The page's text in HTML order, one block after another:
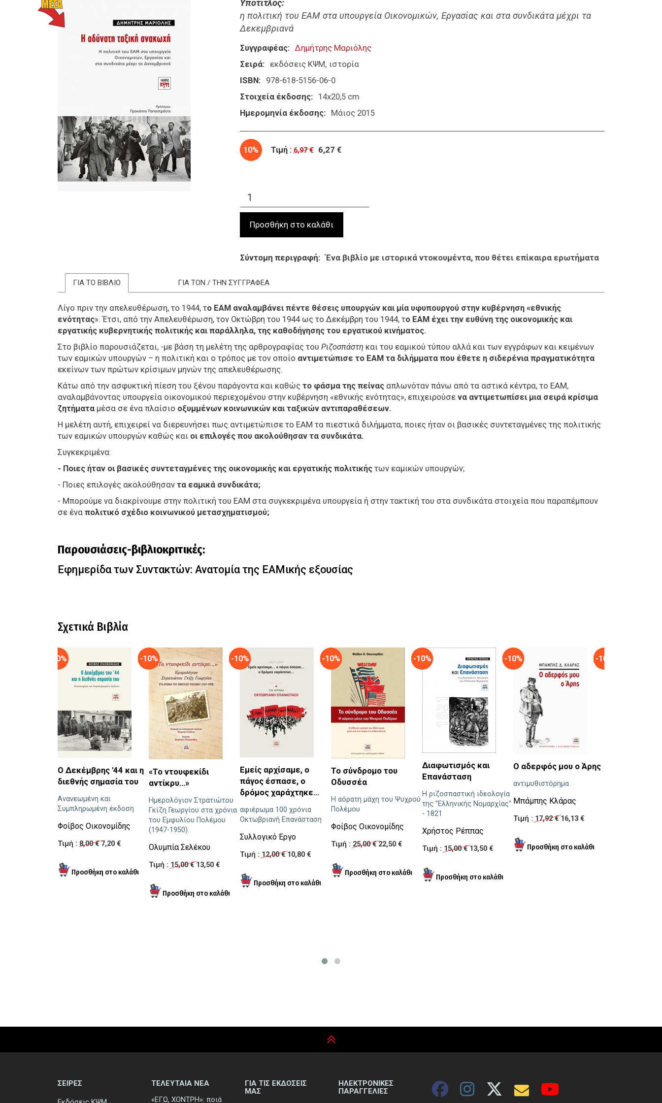
Υπότιτλος
η πολιτική του ΕΑΜ στα υπουργεία Οικονομικών, Εργασίας και στα συνδικάτα μέχρι τα
Δεκεμβριανά
Συγγραφέας
Δημήτρης Μαριόλης
Σειρά
εκδόσεις ΚΨΜ ιστορία
ISBN
978-618-5156-06-0
Στοιχεία έκδοσης
14x20,5 cm
Ημερομηνία έκδοσης
Μάιος 2015
10% Τιμή : 6,97 € 6,27 €
Σύντομη περιγραφή Ένα βιβλίο με ιστορικά ντοκουμέντα, που θέτει επίκαιρα ερωτήματα
ΓΙΑ ΤΟ ΒΙΒΛΙΟ ΓΙΑ ΤΟΝ / ΤΗΝ ΣΥΓΓΡΑΦΕΑ
Λίγο πριν την απελευθέρωση, το 1944, το ΕΑΜ αναλαμβάνει πέντε θέσεις υπουργών και μία υφυπουργού στην κυβέρνηση «εθνικής
ενότητας». Έτσι, από την Απελευθέρωση, τον Οκτώβρη του 1944 ως το Δεκέμβρη του 1944, το ΕΑΜ έχει την ευθύνη της οικονομικής και
εργατικής κυβερνητικής πολιτικής και παράλληλα, της καθοδήγησης του εργατικού κινήματος.
Στο βιβλίο παρουσιάζεται, -με βάση τη μελέτη της αρθρογραφίας του Ριζοσπάστη και του εαμικού τύπου αλλά και των εγγράφων και κειμένων
των εαμικών υπουργών – η πολιτική και ο τρόπος με τον οποίο αντιμετώπισε το ΕΑΜ τα διλήμματα που έθετε η σιδερένια πραγματικότητα
εκείνων των πρώτων κρίσιμων μηνών της απελευθέρωσης.
Κάτω από την ασφυκτική πίεση του ξένου παράγοντα και καθώς το φάσμα της πείνας απλωνόταν πάνω από τα αστικά κέντρα, το ΕΑΜ,
αναλαμβάνοντας υπουργεία οικονομικού περιεχομένου στην κυβέρνηση «εθνικής ενότητας», επιχειρούσε να αντιμετωπίσει μια σειρά κρίσιμα
ζητήματα μέσα σε ένα πλαίσιο οξυμμένων κοινωνικών και ταξικών αντιπαραθέσεων.
Η μελέτη αυτή, επιχειρεί να διερευνήσει πως αντιμετώπισε το ΕΑΜ τα πιεστικά διλήμματα, ποιες ήταν οι βασικές συντεταγμένες της πολιτικής
των εαμικών υπουργών καθώς και οι επιλογές που ακολούθησαν τα συνδικάτα.
Συγκεκριμένα:
- Ποιες ήταν οι βασικές συντεταγμένες της οικονομικής και εργατικής πολιτικής των εαμικών υπουργών;
- Ποιες επιλογές ακολούθησαν τα εαμικά συνδικάτα;
- Μπορούμε να διακρίνουμε στην πολιτική του ΕΑΜ στα συγκεκριμένα υπουργεία ή στην τακτική του στα συνδικάτα στοιχεία που παραπέμπουν
σε ένα πολιτικό σχέδιο κοινωνικού μετασχηματισμού;
Παρουσιάσεις-βιβλιοκριτικές:
Εφημερίδα των Συντακτών: Ανατομία της ΕΑΜικής εξουσίας
Σχετικά Βιβλία
-10%
Ο Δεκέμβρης '44 και η
διεθνής σημασία του
Ανανεωμένη και
Συμπληρωμένη έκδοση
Φοίβος Οικονομίδης
Τιμή : 8,00 €7,20 €
-10%
«Το ντουφεκίδι
αντίκρυ…»
Ημερολόγιον Στρατιώτου
Γκίζη Γεωργίου στα χρόνια
του Εμφυλίου Πολέμου
(1947-1950)
Ολυμπία Σελέκου
Τιμή : 15,00 €13,50 €
-10%
Εμείς αρχίσαμε, ο
πάγος έσπασε, ο
δρόμος χαράχτηκε...
αφιέρωμα 100 χρόνια
Οκτωβριανή Επανάσταση
Συλλογικό Εργο
Τιμή : 12,00 €10,80 €
-10%
Το σύνδρομο του
Οδυσσέα
Η αόρατη μάχη του Ψυχρού
Πολέμου
Φοίβος Οικονομίδης
Τιμή : 25,00 €22,50 €
-10%
Διαφωτισμός και
Επανάσταση
Η ριζοσπαστική ιδεολογία
της "Ελληνικής Νομαρχίας"
- 1821
Χρήστος Ρέππας
Τιμή : 15,00 €13,50 €
-10%
Ο αδερφός μου ο Άρης
αντιμυθιστόρημα
Μπάμπης Κλάρας
Τιμή : 17,92 €16,13 €
-10%
ΣΕΙΡΕΣ
ΤΕΛΕΥΤΑΙΑ ΝΕΑ
«ΕΓΩ, ΧΟΝΤΡΗ»: ποιά
ΓΙΑ ΤΙΣ ΕΚΔΟΣΕΙΣ
ΜΑΣ
ΗΛΕΚΤΡΟΝΙΚΕΣ
ΠΑΡΑΓΓΕΛΙΕΣ